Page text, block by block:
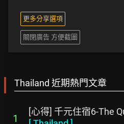
更多分享選項
關閉廣告 方便截圖
Thailand 近期熱門文章
1
[心得] 千元住宿6-The